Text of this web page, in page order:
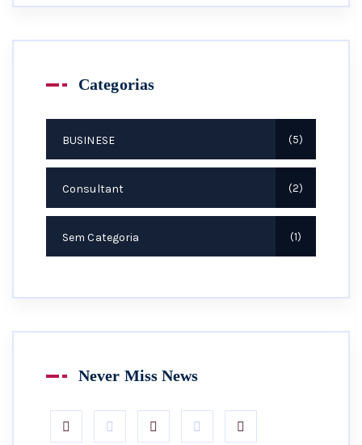
Categorias
BUSINESE 5
Consultant 2
Sem Categoria 1
Never Miss News